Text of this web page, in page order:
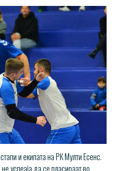
и екипата на РК Мулти Есенс.
успеаја да се пласираат во